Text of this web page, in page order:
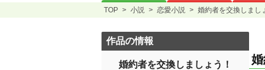
TOP > 小説 > 恋愛小説 > 婚約者を交換しまし
作品の情報
婚約者を交換しましょう！